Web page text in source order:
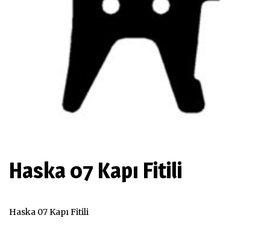
Haska 07 Kapı Fitili
Haska 07 Kapı Fitili